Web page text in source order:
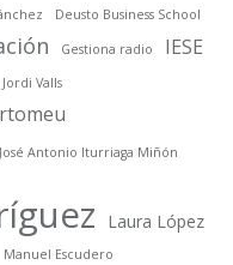
Deusto Business School
Gestiona radio
IESE
Jordi Valls
José Antonio Iturriaga Miñón
Laura López
Manuel Escudero